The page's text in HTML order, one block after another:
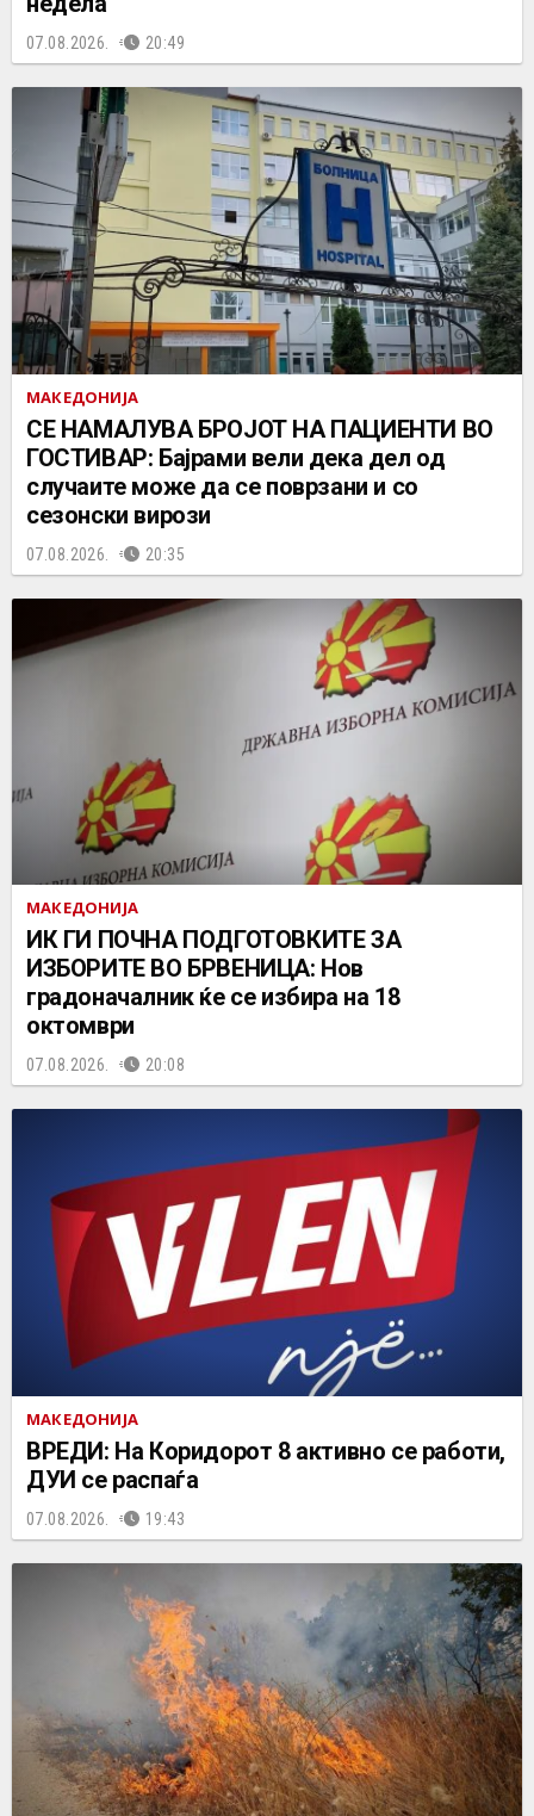
07.08.2026. 20:49
МАКЕДОНИЈА
СЕ НАМАЛУВА БРОЈОТ НА ПАЦИЕНТИ ВО
ГОСТИВАР: Бајрами вели дека дел од
случаите може да се поврзани и со
сезонски вирози
07.08.2026. 20:35
МАКЕДОНИЈА
ИК ГИ ПОЧНА ПОДГОТОВКИТЕ ЗА
ИЗБОРИТЕ ВО БРВЕНИЦА: Нов
градоначалник ќе се избира на 18
октомври
07.08.2026. 20:08
МАКЕДОНИЈА
ВРЕДИ: На Коридорот 8 активно се работи,
ДУИ се распаѓа
07.08.2026. 19:43